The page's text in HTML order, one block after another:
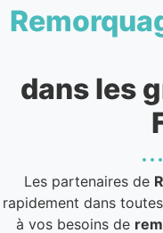
dans les
Les partenaires de
rapidement dans
à vos besoins de